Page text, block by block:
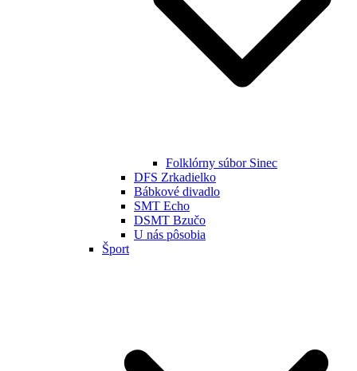
Folklórny súbor Sinec
DFS Zrkadielko
Bábkové divadlo
SMT Echo
DSMT Bzučo
U nás pôsobia
Šport